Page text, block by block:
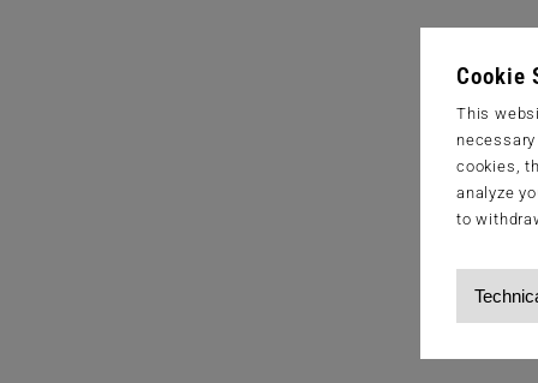
Cookie
This
cookies,
analyze
to